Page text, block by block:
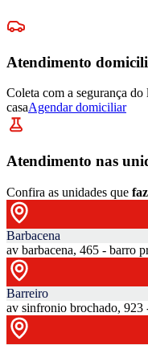
Atendimento
Coleta com a segurança
casaAgendar domiciliar
Atendimento nas
Confira as unidades que
Barbacena
av barbacena, 465 - barro
Barreiro
av sinfronio brochado, 923